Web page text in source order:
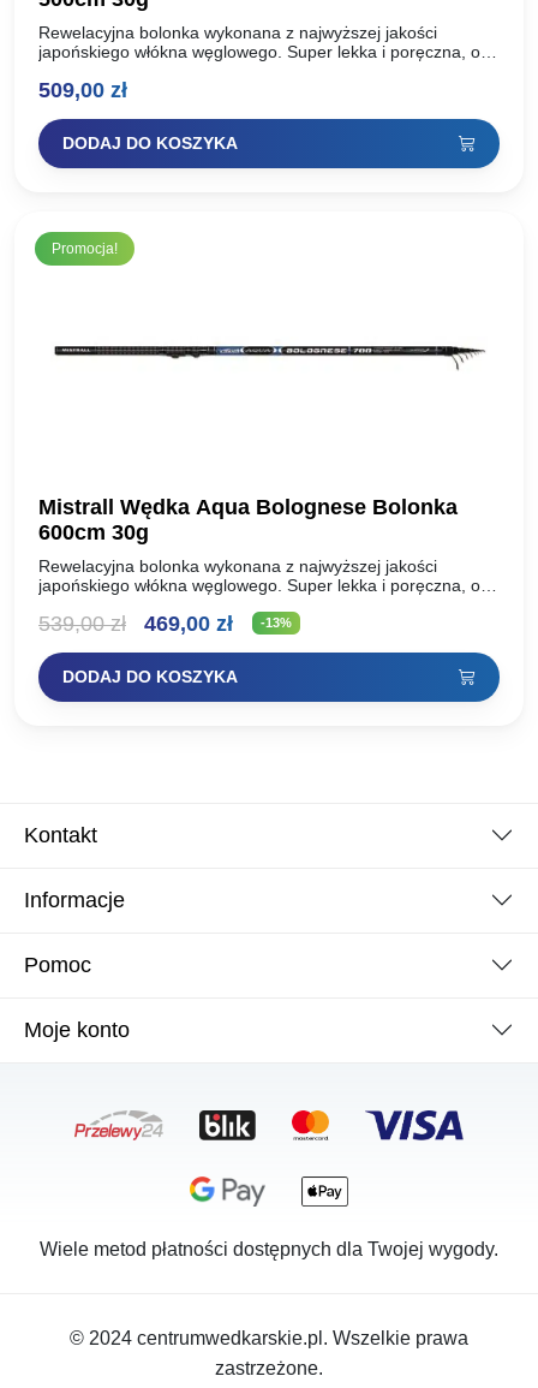
Rewelacyjna bolonka wykonana z najwyższej jakości
japońskiego włókna węglowego. Super lekka i poręczna, o
przelotki sic, antypoślizgowa…
509,00 zł
DODAJ DO KOSZYKA
Promocja!
Mistrall Wędka Aqua Bolognese Bolonka
600cm 30g
Rewelacyjna bolonka wykonana z najwyższej jakości
japońskiego włókna węglowego. Super lekka i poręczna, o
przelotki sic, antypoślizgowa…
539,00zł
Pierwotna
cena
wynosiła:
469,00 złAktualna
cena
wynosi:
-13%
DODAJ DO KOSZYKA
Kontakt
Informacje
Pomoc
Moje konto
Wiele metod płatności dostępnych dla Twojej wygody.
© 2024 centrumwedkarskie.pl. Wszelkie prawa
zastrzeżone.